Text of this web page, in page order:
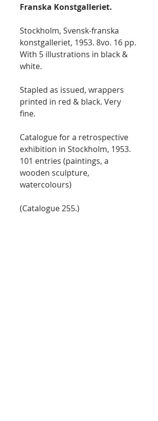
Franska Konstgalleriet.
Stockholm, Svensk-franska
konstgalleriet, 1953. 8vo. 16 pp.
With 5 illustrations in black &
white.
Stapled as issued, wrappers
printed in red & black. Very
fine.
Catalogue for a retrospective
exhibition in Stockholm, 1953.
101 entries (paintings, a
wooden sculpture,
watercolours)
(Catalogue 255.)